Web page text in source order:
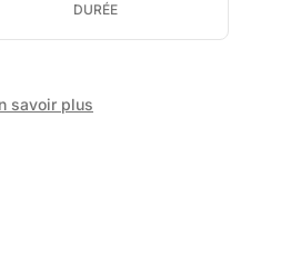
DURÉE
savoir plus